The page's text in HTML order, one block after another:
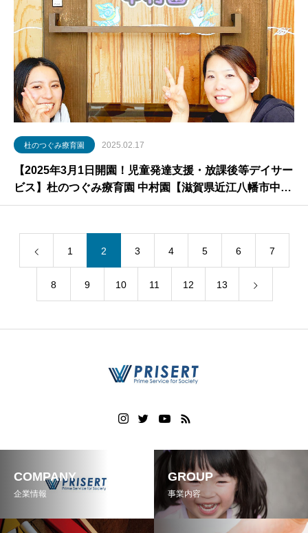
杜のつぐみ療育園 2025.02.17
【2025年3月1日開園！児童発達支援・放課後等デイサー
ビス】杜のつぐみ療育園 中村園【滋賀県近江八幡市中村
町】
1 2 3 4 5 6 7
8 9 10 11 12 13
COMPANY
企業情報
GROUP
事業内容